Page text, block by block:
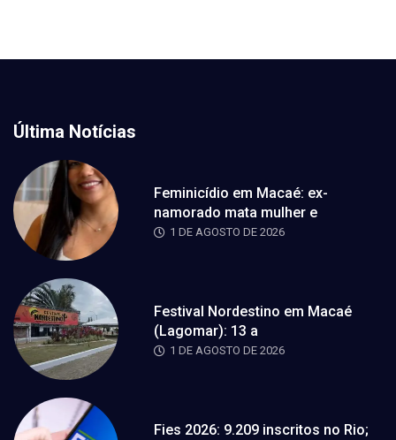
Última Notícias
Feminicídio em Macaé: ex-
namorado mata mulher e
1 DE AGOSTO DE 2026
Festival Nordestino em Macaé
(Lagomar): 13 a
1 DE AGOSTO DE 2026
Fies 2026: 9.209 inscritos no Rio;